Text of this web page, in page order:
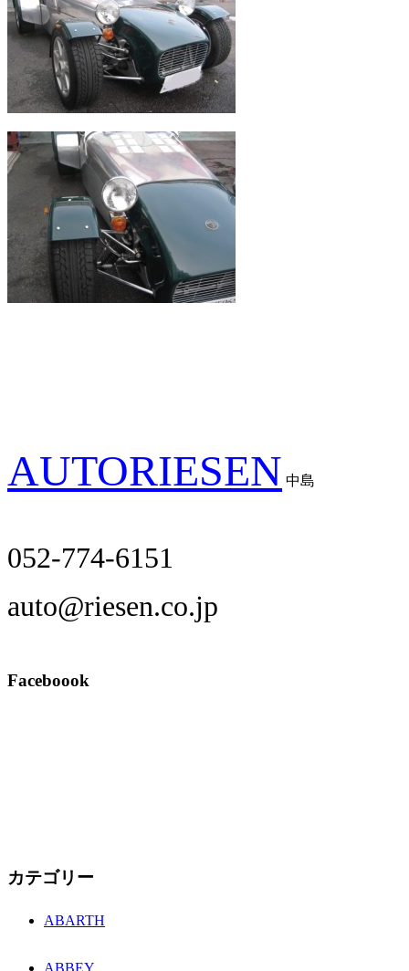
AUTORIESEN 中島
052-774-6151
auto@riesen.co.jp
Faceboook
カテゴリー
ABARTH